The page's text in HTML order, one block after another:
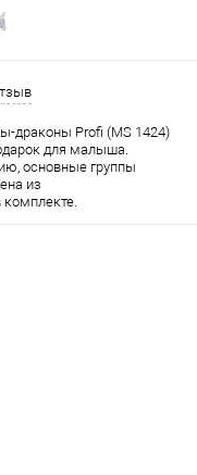
драконы Profi (MS 1424)
для малыша.
основные группы
из